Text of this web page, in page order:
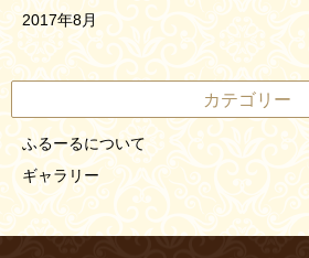
2017年8月
カテゴリー
ふるーるについて
ギャラリー